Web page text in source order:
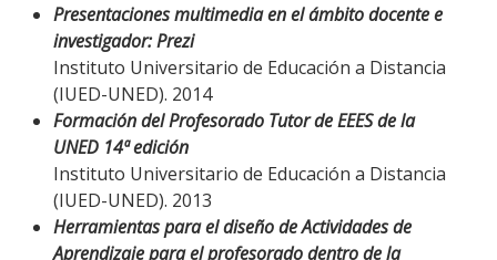
Presentaciones multimedia en el ámbito docente e
investigador: Prezi
Instituto Universitario de Educación a Distancia
(IUED-UNED). 2014
Formación del Profesorado Tutor de EEES de la
UNED 14ª edición
Instituto Universitario de Educación a Distancia
(IUED-UNED). 2013
Herramientas para el diseño de Actividades de
Aprendizaje para el profesorado dentro de la